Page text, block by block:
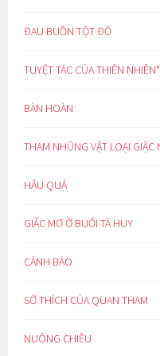
ĐAU BUỒN TỘT ĐỘ
TUYỆT TÁC CỦA THIÊN NHIÊN*
BÀN HOÀN
THAM NHŨNG VẶT LOẠI GIẶC
HẬU QUẢ
GIẤC MƠ Ở BUỔI TÀ HUY
CẢNH BÁO
SỞ THÍCH CỦA QUAN THAM
NUÔNG CHIỀU